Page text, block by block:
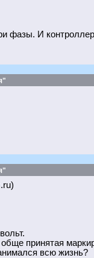
фазы. И
принятая
всю жизнь?